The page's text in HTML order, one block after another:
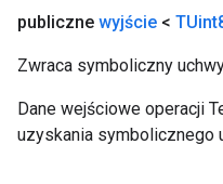
publiczne wyjście <
Zwraca symboliczny
Dane wejściowe operacji
uzyskania symbolicznego